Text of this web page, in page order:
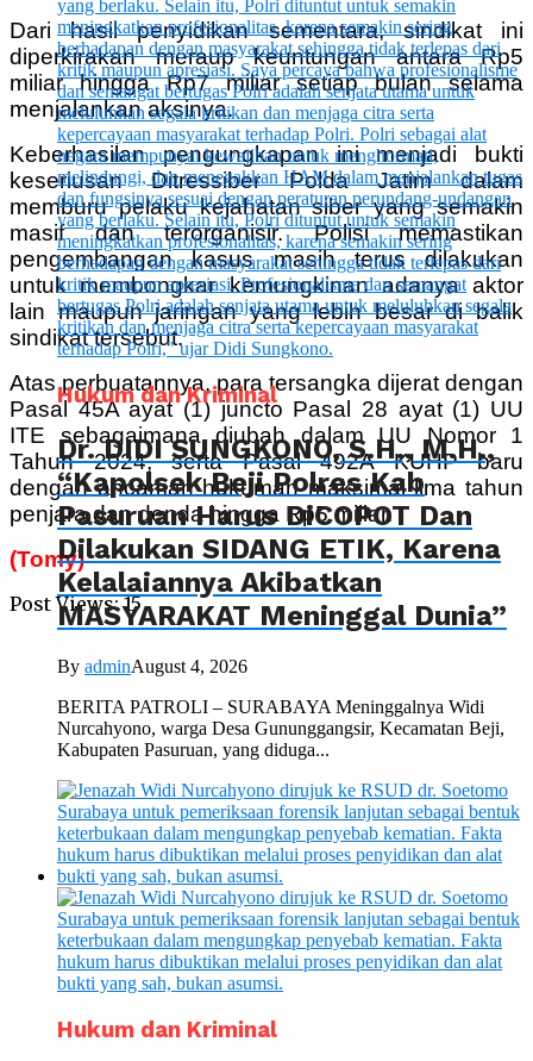
Dari hasil penyidikan sementara, sindikat ini
diperkirakan meraup keuntungan antara Rp5
miliar hingga Rp7 miliar setiap bulan selama
menjalankan aksinya.
Keberhasilan pengungkapan ini menjadi bukti
keseriusan Ditressiber Polda Jatim dalam
memburu pelaku kejahatan siber yang semakin
masif dan terorganisir. Polisi memastikan
pengembangan kasus masih terus dilakukan
untuk membongkar kemungkinan adanya aktor
lain maupun jaringan yang lebih besar di balik
sindikat tersebut.
Atas perbuatannya, para tersangka dijerat dengan
Pasal 45A ayat (1) juncto Pasal 28 ayat (1) UU
ITE sebagaimana diubah dalam UU Nomor 1
Tahun 2024, serta Pasal 492A KUHP baru
dengan ancaman hukuman maksimal lima tahun
penjara dan denda hingga Rp5 miliar.
(Tomy)
Post Views: 15
Hukum dan Kriminal
Dr. DIDI SUNGKONO, S.H., M.H.,
“Kapolsek Beji Polres Kab
Pasuruan Harus DiCOPOT Dan
Dilakukan SIDANG ETIK, Karena
Kelalaiannya Akibatkan
MASYARAKAT Meninggal Dunia”
By adminAugust 4, 2026
BERITA PATROLI – SURABAYA Meninggalnya Widi
Nurcahyono, warga Desa Gununggangsir, Kecamatan Beji,
Kabupaten Pasuruan, yang diduga...
Hukum dan Kriminal